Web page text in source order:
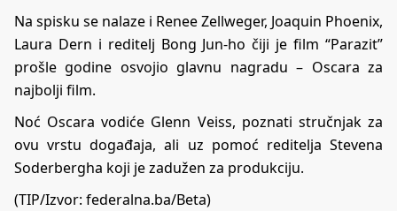
Na spisku se nalaze i Renee Zellweger, Joaquin Phoenix,
Laura Dern i reditelj Bong Jun-ho čiji je film “Parazit”
prošle godine osvojio glavnu nagradu – Oscara za
najbolji film.
Noć Oscara vodiće Glenn Veiss, poznati stručnjak za
ovu vrstu događaja, ali uz pomoć reditelja Stevena
Soderbergha koji je zadužen za produkciju.
(TIP/Izvor: federalna.ba/Beta)